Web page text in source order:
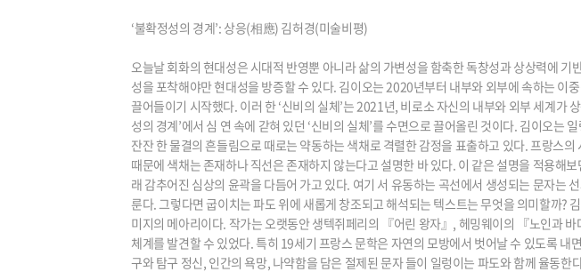
‘불확정성의 경계’: 상응(相應) 김허경(미술비평)
오늘날 회화의 현대성은 시대적 반영뿐 아니라 삶의 가변성을 함축한 독창성과 상상력에
성을 포착해야만 현대성을 방증할 수 있다. 김이오는 2020년부터 내부와 외부에 속하는 이
끌어들이기 시작했다. 이러 한 ‘신비의 실체’는 2021년, 비로소 자신의 내부와 외부 세계
성의 경계’에서 심 연 속에 갇혀 있던 ‘신비의 실체’를 수면으로 끌어올린 것이다. 김이오
잔잔 한 물결의 흔들림으로 때로는 약동하는 색채로 격렬한 감정을 표출하고 있다. 프랑스
때문에 색채는 존재하나 직선은 존재하지 않는다고 설명한 바 있다. 이 같은 설명을 적용해
래 감추어진 심상의 윤곽을 다듬어 가고 있다. 여기 서 유동하는 곡선에서 생성되는 문자는
룬다. 그렇다면 굽이치는 파도 위에 새롭게 창조되고 해석되는 텍스트는 무엇을 의미할까?
미지의 메아리이다. 작가는 오랫동안 생텍쥐페리의 『어린 왕자』, 헤밍웨이의 『노인과
체계를 발견할 수 있었다. 특히 19세기 프랑스 문학은 자연의 모방에서 벗어날 수 있도록
구와 탐구 정신, 인간의 욕망, 나약함을 담은 절제된 문자 들이 일렁이는 파도와 함께 율동